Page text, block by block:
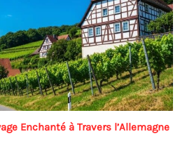
Enchanté à Travers l’Allemagne